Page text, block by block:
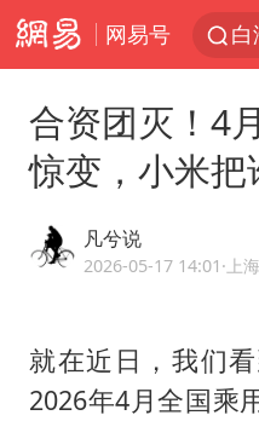
网易号
合资团灭！4
惊变，小米把
凡兮说
2026-05-17 14:01 ·上海
就在近日，我们
2026年4月全国乘